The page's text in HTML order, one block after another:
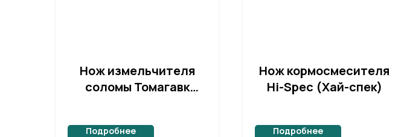
Нож измельчителя
соломы Томагавк
Подробнее
Нож кормосмесителя
Hi-Spec (Хай-спек)
Подробнее